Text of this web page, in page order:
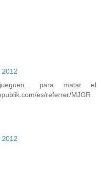
2012
para matar el
es/referrer/MJGR
2012